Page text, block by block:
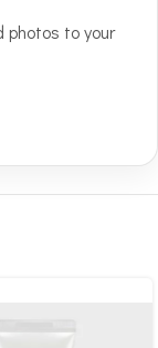
photos to your